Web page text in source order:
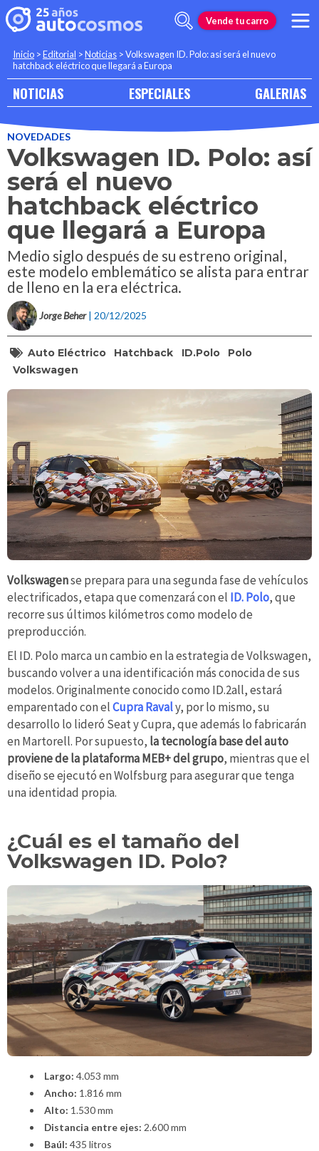
Vende tu carro
Inicio >Editorial >Noticias >Volkswagen ID. Polo: así será el nuevo
hatchback eléctrico que llegará a Europa
NOTICIAS ESPECIALES GALERIAS
NOVEDADES
Volkswagen ID. Polo: así
será el nuevo
hatchback eléctrico
que llegará a Europa
Medio siglo después de su estreno original,
este modelo emblemático se alista para entrar
de lleno en la era eléctrica.
Jorge Beher | 20/12/2025
Auto Eléctrico Hatchback ID.Polo
Polo
Volkswagen
Volkswagense prepara para una segunda fase de vehículos
electrificados, etapa que comenzará con el ID. Polo, que
recorre sus últimos kilómetros como modelo de
preproducción.
El ID. Polo marca un cambio en la estrategia de Volkswagen,
buscando volver a una identificación más conocida de sus
modelos. Originalmente conocido como ID.2all, estará
emparentado con elCupra Ravaly, por lo mismo, su
desarrollo lo lideró Seat y Cupra, que además lo fabricarán
en Martorell. Por supuesto, la tecnología base del auto
proviene de la plataforma MEB+ del grupo, mientras que el
diseño se ejecutó en Wolfsburg para asegurar que tenga
una identidad propia.
¿Cuál es el tamaño del
Volkswagen ID. Polo?
Largo: 4.053 mm
Ancho: 1.816 mm
Alto: 1.530 mm
Distancia entre ejes: 2.600 mm
Baúl: 435 litros